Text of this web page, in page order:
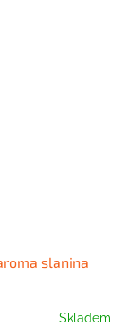
slanina
Skladem